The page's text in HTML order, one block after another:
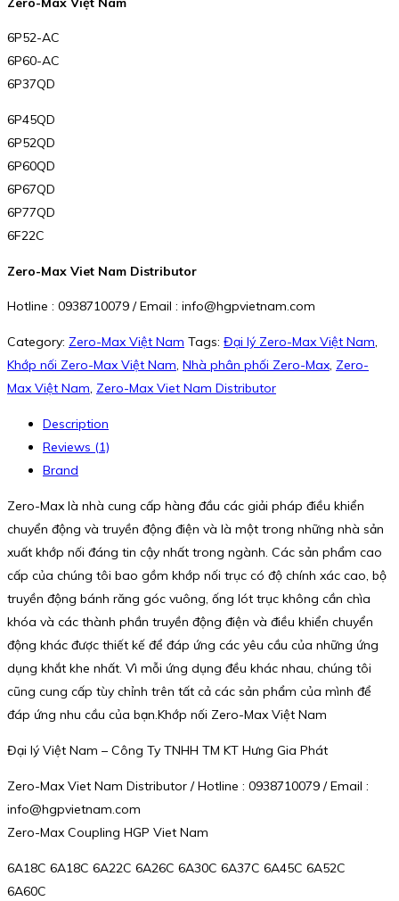
6P52-AC
6P60-AC
6P37QD
6P45QD
6P52QD
6P60QD
6P67QD
6P77QD
6F22C
Zero-Max Viet Nam Distributor
Hotline : 0938710079 / Email : info@hgpvietnam.com
Category: Zero-Max Việt Nam Tags: Đại lý Zero-Max Việt Nam,
Khớp nối Zero-Max Việt Nam, Nhà phân phối Zero-Max, Zero-
Max Việt Nam, Zero-Max Viet Nam Distributor
Description
Reviews (1)
Brand
Zero-Max là nhà cung cấp hàng đầu các giải pháp điều khiển
chuyển động và truyền động điện và là một trong những nhà sản
xuất khớp nối đáng tin cậy nhất trong ngành. Các sản phẩm cao
cấp của chúng tôi bao gồm khớp nối trục có độ chính xác cao, bộ
truyền động bánh răng góc vuông, ống lót trục không cần chìa
khóa và các thành phần truyền động điện và điều khiển chuyển
động khác được thiết kế để đáp ứng các yêu cầu của những ứng
dụng khắt khe nhất. Vì mỗi ứng dụng đều khác nhau, chúng tôi
cũng cung cấp tùy chỉnh trên tất cả các sản phẩm của mình để
đáp ứng nhu cầu của bạn.Khớp nối Zero-Max Việt Nam
Đại lý Việt Nam – Công Ty TNHH TM KT Hưng Gia Phát
Zero-Max Viet Nam Distributor / Hotline : 0938710079 / Email :
info@hgpvietnam.com
Zero-Max Coupling HGP Viet Nam
6A18C 6A18C 6A22C 6A26C 6A30C 6A37C 6A45C 6A52C
6A60C